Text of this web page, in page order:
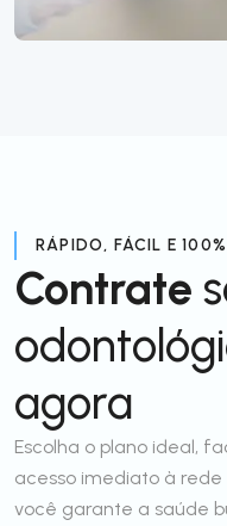
RÁPIDO, FÁCIL E
Contrate
agora
Escolha o plano ideal,
acesso imediato à
você garante a saúde